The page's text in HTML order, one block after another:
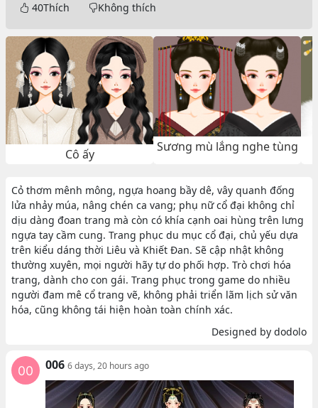
Cô ấy
Sương mù lắng nghe tùng
40Thích Không thích
Cỏ thơm mênh mông, ngựa hoang bầy dê, vây quanh đống
lửa nhảy múa, nâng chén ca vang; phụ nữ cổ đại không chỉ
dịu dàng đoan trang mà còn có khía cạnh oai hùng trên lưng
ngựa tay cầm cung. Trang phục du mục cổ đại, chủ yếu dựa
trên kiểu dáng thời Liêu và Khiết Đan. Sẽ cập nhật không
thường xuyên, mọi người hãy tự do phối hợp. Trò chơi hóa
trang, dành cho con gái. Trang phục trong game do nhiều
người đam mê cổ trang vẽ, không phải triển lãm lịch sử văn
hóa, cũng không tái hiện hoàn toàn chính xác.
Designed by dodolo
006 6 days, 20 hours ago